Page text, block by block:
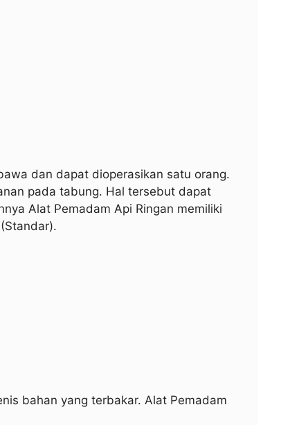
dan dapat dioperasikan satu orang.
pada tabung. Hal tersebut dapat
Alat Pemadam Api Ringan memiliki
bahan yang terbakar. Alat Pemadam